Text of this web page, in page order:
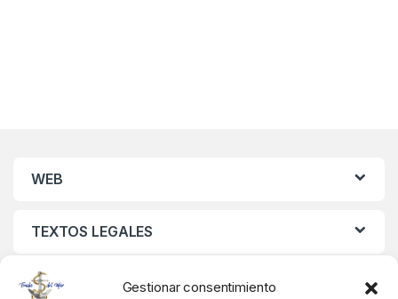
Gestionar consentimiento
WEB
TEXTOS LEGALES
MIS DATOS